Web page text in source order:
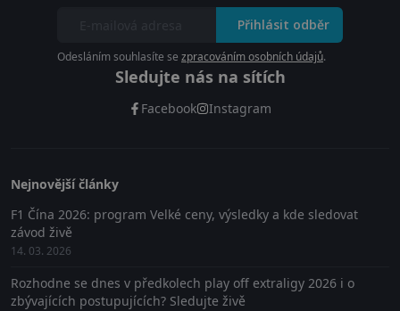
Přihlásit odběr
Odesláním souhlasíte se zpracováním osobních údajů.
Sledujte nás na sítích
Facebook Instagram
Nejnovější články
F1 Čína 2026: program Velké ceny, výsledky a kde sledovat
závod živě
14. 03. 2026
Rozhodne se dnes v předkolech play off extraligy 2026 i o
zbývajících postupujících? Sledujte živě